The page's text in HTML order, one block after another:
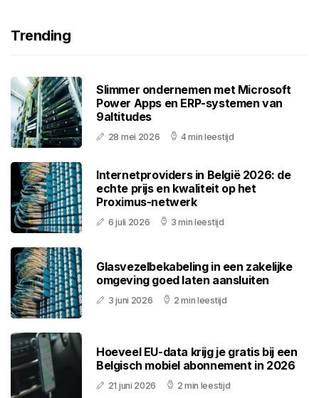
Trending
Slimmer ondernemen met Microsoft
Power Apps en ERP-systemen van
9altitudes
28 mei 2026 4 min leestijd
Internetproviders in België 2026: de
echte prijs en kwaliteit op het
Proximus-netwerk
6 juli 2026 3 min leestijd
Glasvezelbekabeling in een zakelijke
omgeving goed laten aansluiten
3 juni 2026 2 min leestijd
Hoeveel EU-data krijg je gratis bij een
Belgisch mobiel abonnement in 2026
21 juni 2026 2 min leestijd